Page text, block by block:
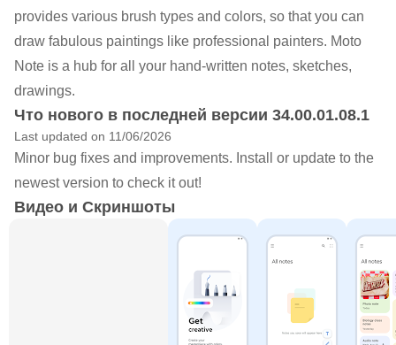
provides various brush types and colors, so that you can
draw fabulous paintings like professional painters. Moto
Note is a hub for all your hand-written notes, sketches,
drawings.
Что нового в последней версии 34.00.01.08.1
Last updated on 11/06/2026
Minor bug fixes and improvements. Install or update to the
newest version to check it out!
Видео и Скриншоты